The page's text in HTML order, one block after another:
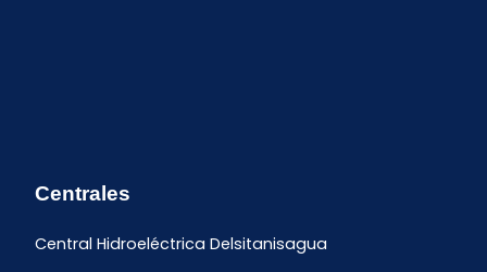
Centrales
Central Hidroeléctrica Delsitanisagua